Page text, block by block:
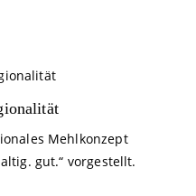
Mehlkonzept
gut.“ vorgestellt.